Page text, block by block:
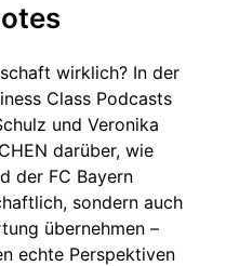
wirklich? In der
Class Podcasts
und Veronika
darüber, wie
der FC Bayern
sondern auch
übernehmen –
echte Perspektiven